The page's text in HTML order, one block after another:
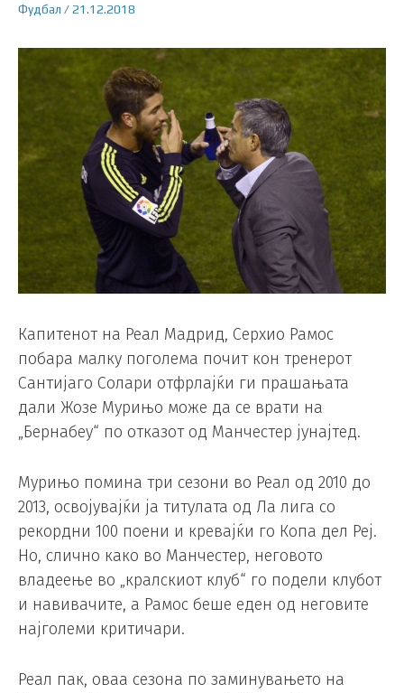
Фудбал /21.12.2018
Капитенот на Реал Мадрид, Серхио Рамос
побара малку поголема почит кон тренерот
Сантијаго Солари отфрлајќи ги прашањата
дали Жозе Мурињо може да се врати на
„Бернабеу“ по отказот од Манчестер јунајтед.
Мурињо помина три сезони во Реал од 2010 до
2013, освојувајќи ја титулата од Ла лига со
рекордни 100 поени и кревајќи го Копа дел Реј.
Но, слично како во Манчестер, неговото
владеење во „кралскиот клуб“ го подели клубот
и навивачите, а Рамос беше еден од неговите
најголеми критичари.
Реал пак, оваа сезона по заминувањето на